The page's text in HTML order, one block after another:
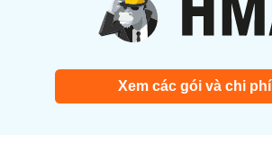
Xem các gói và chi phí